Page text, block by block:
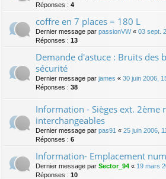
Réponses : 4
coffre en 7 places = 180 L
Dernier message par passionVW« 03 sept.
Réponses : 13
Demande d'astuce : Bruits des
sécurité
Dernier message par james « 30 juin 2006,
Réponses : 38
Information - Sièges ext. 2ème
interchangeables
Dernier message par pas91 « 25 juin 2006,
Réponses : 6
Information- Emplacement
Dernier message par Sector_94 « 19 mars
Réponses : 10